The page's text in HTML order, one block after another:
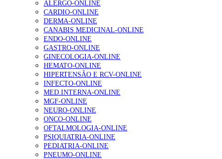
bom Serviço Nacional de Saúde”.
te na Insuficiência Cardíaca” da Bayer
207 visualizações
Enfermagem Forense. “Da urgência ao tribunal, cada
gesto conta e cada profissional faz a diferença”
203 visualizações
Alguns milhares de utentes podem ficar sem médico de
família com nova regras do registo, alerta associação
162 visualizações
ALERGO-ONLINE
CARDIO-ONLINE
DERMA-ONLINE
CANABIS MEDICINAL-ONLINE
ENDO-ONLINE
GASTRO-ONLINE
GINECOLOGIA-ONLINE
HEMATO-ONLINE
HIPERTENSÃO E RCV-ONLINE
INFECTO-ONLINE
MED.INTERNA-ONLINE
MGF-ONLINE
NEURO-ONLINE
ONCO-ONLINE
OFTALMOLOGIA-ONLINE
PSIQUIATRIA-ONLINE
PEDIATRIA-ONLINE
PNEUMO-ONLINE